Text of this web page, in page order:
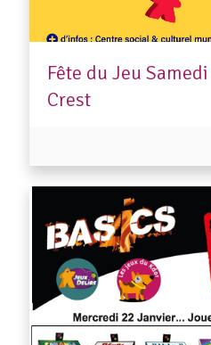
Fête du Jeu
Crest